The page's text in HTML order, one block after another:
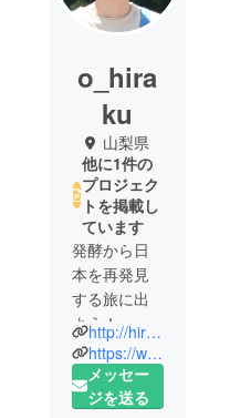
o_hira
ku
山梨県
他に1件の
プロジェク
トを掲載し
ています
発酵から日
本を再発見
する旅に出
よう！
展示予定の
発酵食品を
訪ねる旅は
http://hirakuogura.com/category/blog/resume/47hakko/
https://www.instagram.com/hirakuogura/
メッセー
ジを送る